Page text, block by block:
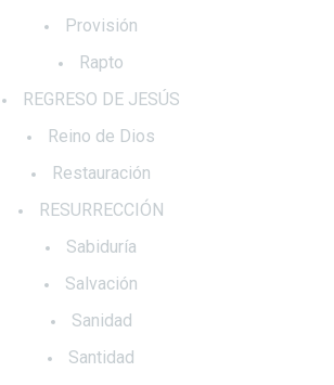
Provisión
Rapto
REGRESO DE JESÚS
Reino de Dios
Restauración
RESURRECCIÓN
Sabiduría
Salvación
Sanidad
Santidad